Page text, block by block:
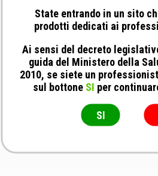
State entrando in un sito
prodotti dedicati ai
Ai sensi del decreto
guida del Ministero della
2010, se siete un
sul bottone SI per
SI